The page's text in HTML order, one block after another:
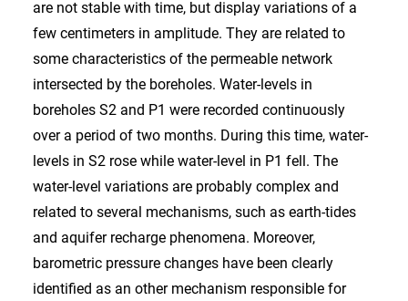
are not stable with time, but display variations of a
few centimeters in amplitude. They are related to
some characteristics of the permeable network
intersected by the boreholes. Water-levels in
boreholes S2 and P1 were recorded continuously
over a period of two months. During this time, water-
levels in S2 rose while water-level in P1 fell. The
water-level variations are probably complex and
related to several mechanisms, such as earth-tides
and aquifer recharge phenomena. Moreover,
barometric pressure changes have been clearly
identified as an other mechanism responsible for